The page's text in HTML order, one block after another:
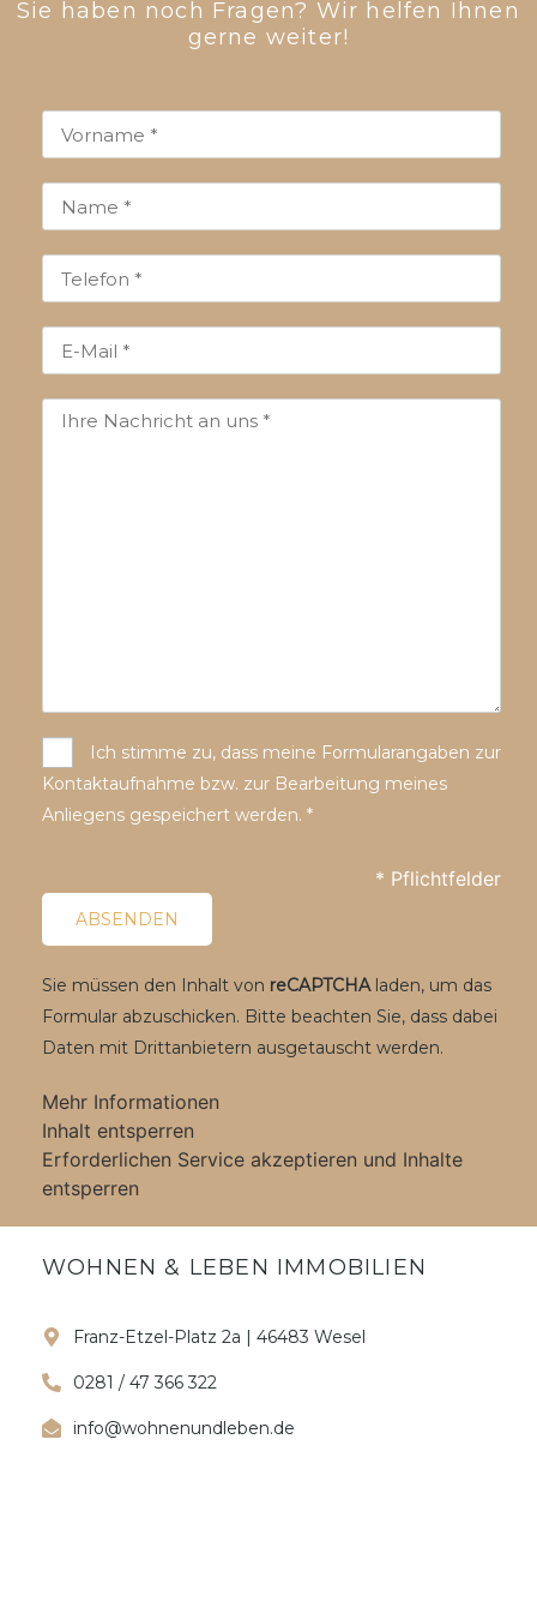
Sie haben noch Fragen? Wir helfen Ihnen
gerne weiter!​
Ich stimme zu, dass meine Formularangaben zur
Kontaktaufnahme bzw. zur Bearbeitung meines
Anliegens gespeichert werden. *
* Pflichtfelder
Sie müssen den Inhalt von reCAPTCHAladen, um das
Formular abzuschicken. Bitte beachten Sie, dass dabei
Daten mit Drittanbietern ausgetauscht werden.
Mehr Informationen
Inhalt entsperren
Erforderlichen Service akzeptieren und Inhalte
entsperren
WOHNEN & LEBEN IMMOBILIEN
Franz-Etzel-Platz 2a | 46483 Wesel
0281 / 47 366 322
info@wohnenundleben.de